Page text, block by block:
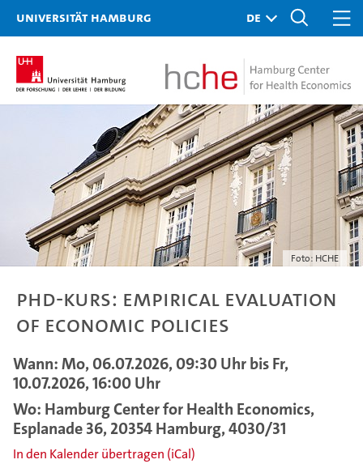
Universität Hamburg
Foto: HCHE
PhD-Kurs: Empirical Evaluation
of Economic Policies
Wann: Mo, 06.07.2026, 09:30 Uhr bis Fr,
10.07.2026, 16:00 Uhr
Wo: Hamburg Center for Health Economics,
Esplanade 36, 20354 Hamburg, 4030/31
In den Kalender übertragen (iCal)